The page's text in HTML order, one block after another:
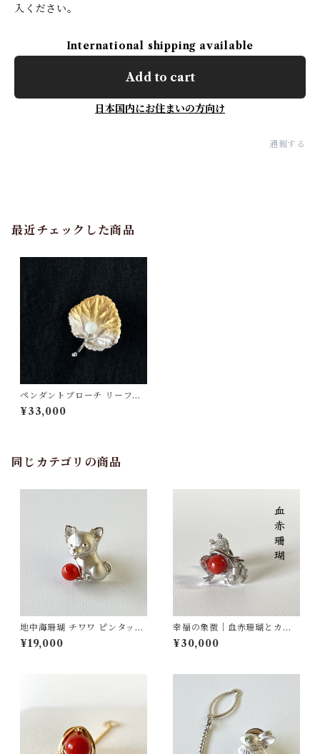
入ください。
International shipping available
Add to cart
日本国内にお住まいの方向け
通報する
最近チェックした商品
ペンダントブローチ リーフ
型 白珊瑚 SV
¥33,000
同じカテゴリの商品
地中海珊瑚 チワワ ピンタック
ブローチ SV fb-28
¥19,000
幸福の象徴｜血赤珊瑚とカエ
ルのピンタックブローチ SV
¥30,000